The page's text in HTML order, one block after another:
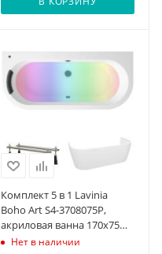
экран, хромотерапия
Комплект 5 в 1 Lavinia
Boho Art S4-3708075P,
акриловая ванна 170x75
см, усиленные
Нет в наличии